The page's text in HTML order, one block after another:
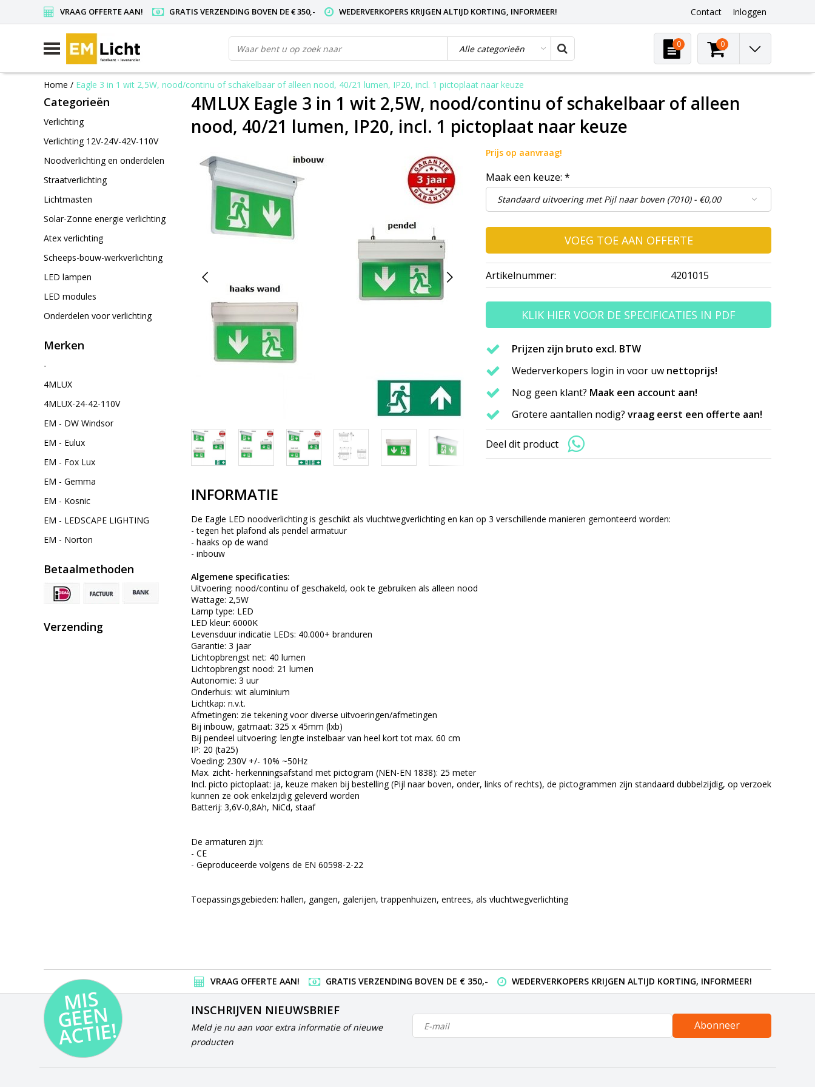
VRAAG OFFERTE AAN! GRATIS VERZENDING BOVEN DE € 350,- WEDERVERKOPERS KRIJGEN ALTIJD KORTING, INFORMEER! Contact Inloggen
0 0
Home / Eagle 3 in 1 wit 2,5W, nood/continu of schakelbaar of alleen nood, 40/21 lumen, IP20, incl. 1 pictoplaat naar keuze
Categorieën
Verlichting
Verlichting 12V-24V-42V-110V
Noodverlichting en onderdelen
Straatverlichting
Lichtmasten
Solar-Zonne energie verlichting
Atex verlichting
Scheeps-bouw-werkverlichting
LED lampen
LED modules
Onderdelen voor verlichting
Merken
-
4MLUX
4MLUX-24-42-110V
EM - DW Windsor
EM - Eulux
EM - Fox Lux
EM - Gemma
EM - Kosnic
EM - LEDSCAPE LIGHTING
EM - Norton
Betaalmethoden
Verzending
4MLUX Eagle 3 in 1 wit 2,5W, nood/continu of schakelbaar of alleen
nood, 40/21 lumen, IP20, incl. 1 pictoplaat naar keuze
Prijs op aanvraag!
Maak een keuze: *
VOEG TOE AAN OFFERTE
Artikelnummer: 4201015
KLIK HIER VOOR DE SPECIFICATIES IN PDF
Prijzen zijn bruto excl. BTW
Wederverkopers login in voor uw nettoprijs!
Nog geen klant? Maak een account aan!
Grotere aantallen nodig? vraag eerst een offerte aan!
Deel dit product
INFORMATIE
De Eagle LED noodverlichting is geschikt als vluchtwegverlichting en kan op 3 verschillende manieren gemonteerd worden:
- tegen het plafond als pendel armatuur
- haaks op de wand
- inbouw
Algemene specificaties:
Uitvoering: nood/continu of geschakeld, ook te gebruiken als alleen nood
Wattage: 2,5W
Lamp type: LED
LED kleur: 6000K
Levensduur indicatie LEDs: 40.000+ branduren
Garantie: 3 jaar
Lichtopbrengst net: 40 lumen
Lichtopbrengst nood: 21 lumen
Autonomie: 3 uur
Onderhuis: wit aluminium
Lichtkap: n.v.t.
Afmetingen: zie tekening voor diverse uitvoeringen/afmetingen
Bij inbouw, gatmaat: 325 x 45mm (lxb)
Bij pendeel uitvoering: lengte instelbaar van heel kort tot max. 60 cm
IP: 20 (ta25)
Voeding: 230V +/- 10% ~50Hz
Max. zicht- herkenningsafstand met pictogram (NEN-EN 1838): 25 meter
Incl. picto pictoplaat: ja, keuze maken bij bestelling (Pijl naar boven, onder, links of rechts), de pictogrammen zijn standaard dubbelzijdig, op verzoek
kunnen ze ook enkelzijdig geleverd worden
Batterij: 3,6V-0,8Ah, NiCd, staaf
De armaturen zijn:
- CE
- Geproduceerde volgens de EN 60598-2-22
Toepassingsgebieden: hallen, gangen, galerijen, trappenhuizen, entrees, als vluchtwegverlichting
VRAAG OFFERTE AAN! GRATIS VERZENDING BOVEN DE € 350,- WEDERVERKOPERS KRIJGEN ALTIJD KORTING, INFORMEER!
MI
S
G
E
E
N
A
C
TI
E!
INSCHRIJVEN NIEUWSBRIEF
Meld je nu aan voor extra informatie of nieuwe
producten
Abonneer